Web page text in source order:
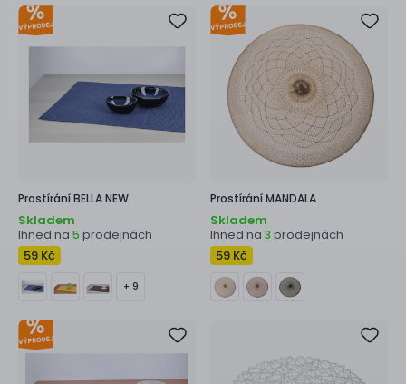
ProstíráníBELLA NEW
Skladem
Ihned na 5 prodejnách
59 Kč
+ 9
ProstíráníMANDALA
Skladem
Ihned na 3 prodejnách
59 Kč